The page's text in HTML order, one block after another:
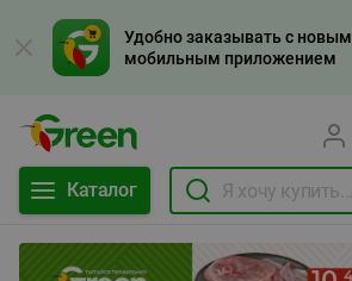
Удобно заказывать с новым
мобильным приложением
Каталог